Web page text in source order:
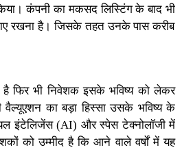
कंपनी का मकसद लिस्टिंग के बाद भी
रखना है। जिसके तहत उनके पास करीब
फिर भी निवेशक इसके भविष्य को लेकर
वैल्यूएशन का बड़ा हिस्सा उसके भविष्य के
इंटेलिजेंस(AI) और स्पेस टेक्नोलॉजी में
को उम्मीद है कि आने वाले वर्षों में यह